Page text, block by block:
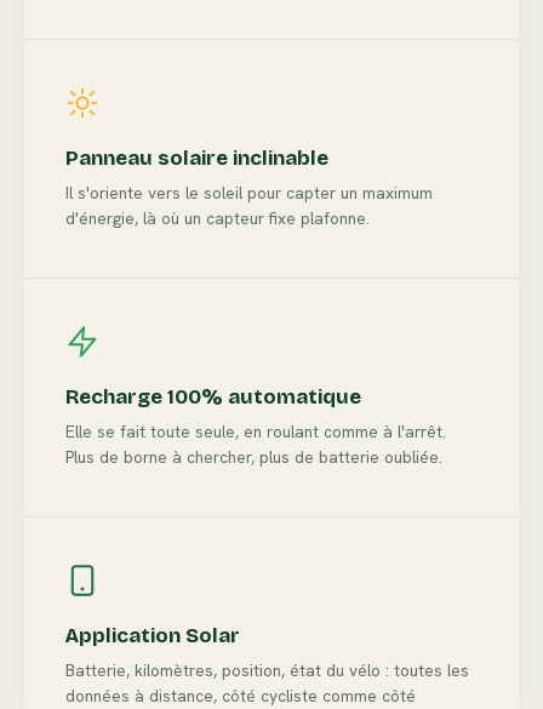
Panneau solaire inclinable
Il s'oriente vers le soleil pour capter un maximum
d'énergie, là où un capteur fixe plafonne.
Recharge 100% automatique
Elle se fait toute seule, en roulant comme à l'arrêt.
Plus de borne à chercher, plus de batterie oubliée.
Application Solar
Batterie, kilomètres, position, état du vélo : toutes les
données à distance, côté cycliste comme côté